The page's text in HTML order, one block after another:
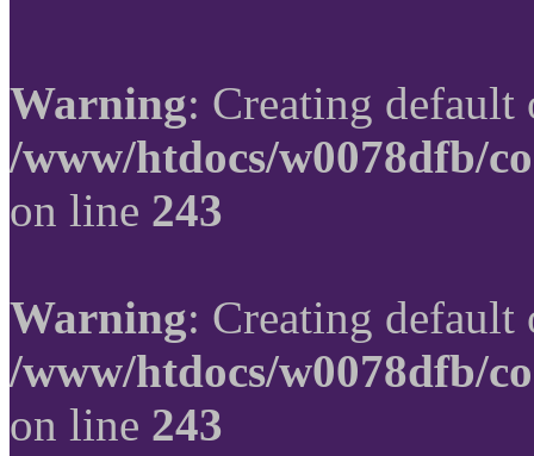
Warning: Creating
/www/htdocs/w0078dfb/
on line 243
Warning: Creating
/www/htdocs/w0078dfb/
on line 243